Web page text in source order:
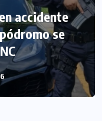
accidente
se